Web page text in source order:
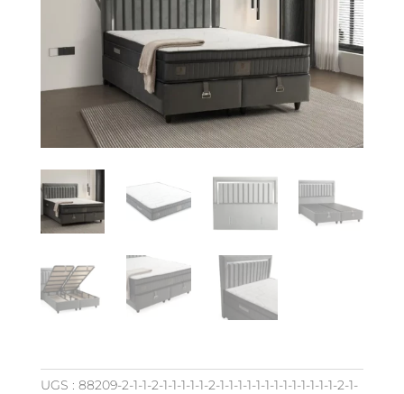
UGS : 88209-2-1-1-2-1-1-1-1-1-2-1-1-1-1-1-1-1-1-1-1-1-1-1-2-1-